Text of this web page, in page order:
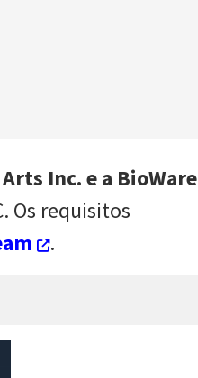
Inc. e a BioWare
Os requisitos
.